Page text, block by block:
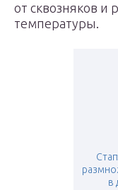
от сквозняков и
температуры.
в